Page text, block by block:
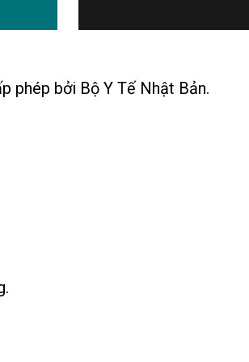
phép bởi Bộ Y Tế Nhật Bản.